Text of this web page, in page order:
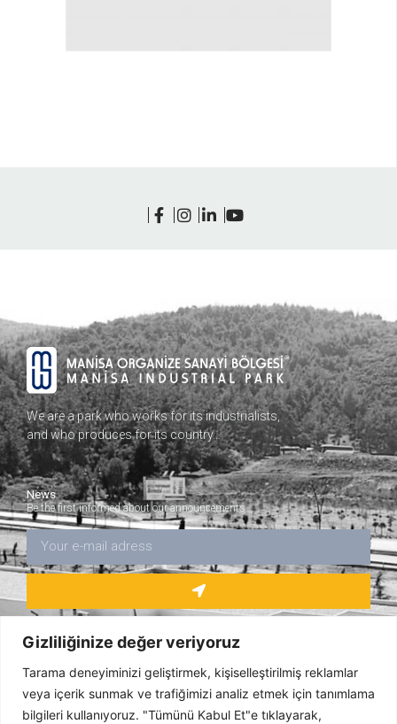
Gizliliğinize değer veriyoruz
Tarama deneyiminizi geliştirmek, kişiselleştirilmiş reklamlar
veya içerik sunmak ve trafiğimizi analiz etmek için tanımlama
bilgileri kullanıyoruz. "Tümünü Kabul Et"e tıklayarak,
We are a park who works for its industrialists,
and who produces for its country…
News
Be the first informed about our announcements